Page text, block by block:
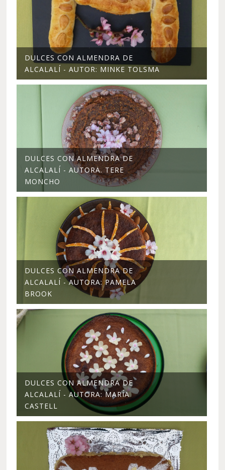
DULCES CON ALMENDRA DE
ALCALALÍ - AUTOR: MINKE TOLSMA
DULCES CON ALMENDRA DE
ALCALALÍ - AUTORA. TERE
MONCHO
DULCES CON ALMENDRA DE
ALCALALÍ - AUTORA: PAMELA
BROOK
DULCES CON ALMENDRA DE
ALCALALÍ - AUTORA: MARÍA
CASTELL